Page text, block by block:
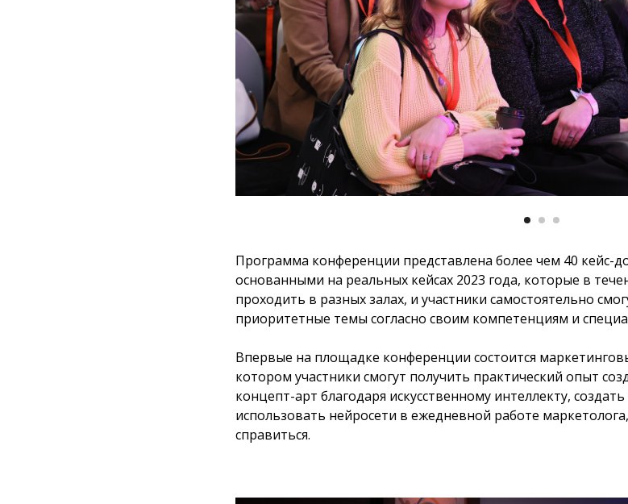
Программа конференции представлена более чем 40 кейс-
основанными на реальных кейсах 2023 года, которые в
проходить в разных залах, и участники самостоятельно
приоритетные темы согласно своим компетенциям и
Впервые на площадке конференции состоится
котором участники смогут получить практический опыт
концепт-арт благодаря искусственному интеллекту,
использовать нейросети в ежедневной работе
справиться.